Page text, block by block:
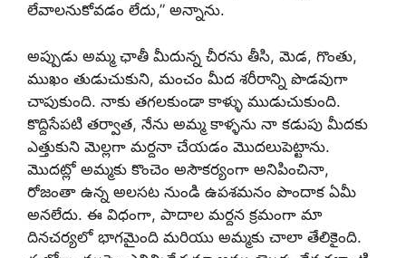
లేవాలనుకోవడం లేదు,” అన్నాను.
అప్పుడు అమ్మ ఛాతీ మీదున్న చీరను తీసి, మెడ, గొంతు,
ముఖం తుడుచుకుని, మంచం మీద శరీరాన్ని పొడవుగా
చాపుకుంది. నాకు తగలకుండా కాళ్ళు ముడుచుకుంది.
కొద్దిసేపటి తర్వాత, నేను అమ్మ కాళ్ళను నా కడుపు మీదకు
ఎత్తుకుని మెల్లగా మర్దనా చేయడం మొదలుపెట్టాను.
మొదట్లో అమ్మకు కొంచెం అసౌకర్యంగా అనిపించినా,
రోజంతా ఉన్న అలసట నుండి ఉపశమనం పొందాక ఏమీ
అనలేదు. ఈ విధంగా, పాదాల మర్దన క్రమంగా మా
దినచర్యలో భాగమైంది మరియు అమ్మకు చాలా తేలికైంది.